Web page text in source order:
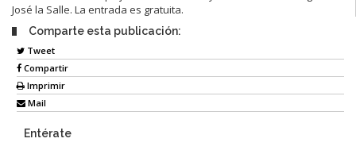
José la Salle. La entrada es gratuita.
Comparte esta publicación:
Tweet
Compartir
Imprimir
Mail
Entérate